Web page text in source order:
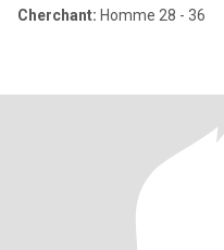
Cherchant: Homme 28 - 36